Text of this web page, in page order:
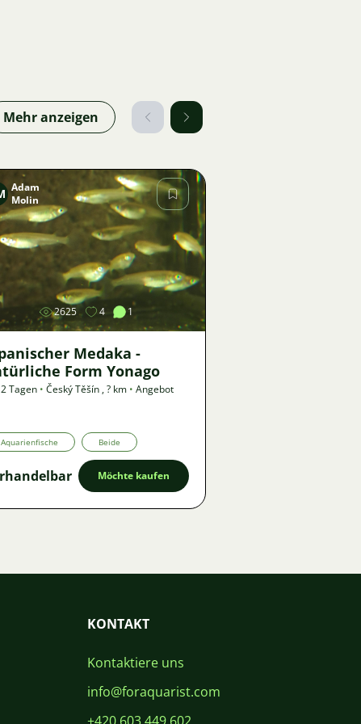
Mehr anzeigen
Bild
Adam
Molin
2625 4 1
Medaka -
Form Yonago
Tagen • Český Těšín ,? km • Angebot
Aquarienfische Beide
Möchte kaufen
KONTAKT
Kontaktiere uns
info@foraquarist.com